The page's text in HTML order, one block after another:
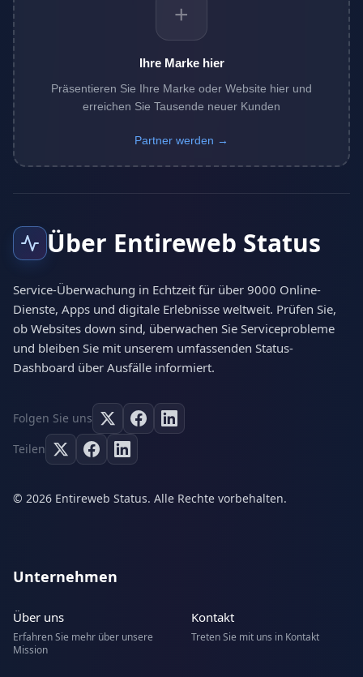
+
Ihre Marke hier
Präsentieren Sie Ihre Marke oder Website hier und
erreichen Sie Tausende neuer Kunden
Partner werden →
Über Entireweb Status
Service-Überwachung in Echtzeit für über 9000 Online-
Dienste, Apps und digitale Erlebnisse weltweit. Prüfen Sie,
ob Websites down sind, überwachen Sie Serviceprobleme
und bleiben Sie mit unserem umfassenden Status-
Dashboard über Ausfälle informiert.
Folgen Sie uns
Teilen
© 2026 Entireweb Status. Alle Rechte vorbehalten.
Unternehmen
Über uns
Erfahren Sie mehr über unsere
Mission
Kontakt
Treten Sie mit uns in Kontakt